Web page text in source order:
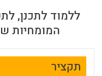
ללמוד לתכנן,
המומחיות
תקציר